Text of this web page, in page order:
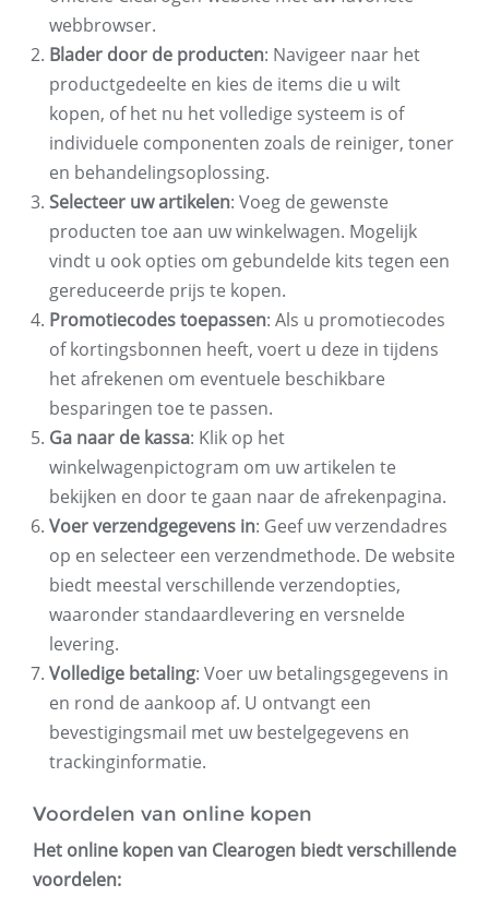
webbrowser.
Blader door de producten: Navigeer naar het
productgedeelte en kies de items die u wilt
kopen, of het nu het volledige systeem is of
individuele componenten zoals de reiniger, toner
en behandelingsoplossing.
Selecteer uw artikelen: Voeg de gewenste
producten toe aan uw winkelwagen. Mogelijk
vindt u ook opties om gebundelde kits tegen een
gereduceerde prijs te kopen.
Promotiecodes toepassen: Als u promotiecodes
of kortingsbonnen heeft, voert u deze in tijdens
het afrekenen om eventuele beschikbare
besparingen toe te passen.
Ga naar de kassa: Klik op het
winkelwagenpictogram om uw artikelen te
bekijken en door te gaan naar de afrekenpagina.
Voer verzendgegevens in: Geef uw verzendadres
op en selecteer een verzendmethode. De website
biedt meestal verschillende verzendopties,
waaronder standaardlevering en versnelde
levering.
Volledige betaling: Voer uw betalingsgegevens in
en rond de aankoop af. U ontvangt een
bevestigingsmail met uw bestelgegevens en
trackinginformatie.
Voordelen van online kopen
Het online kopen van Clearogen biedt verschillende
voordelen: